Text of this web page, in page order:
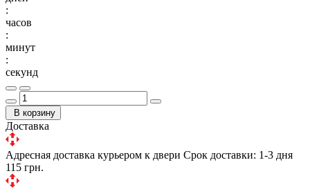
:
часов
:
минут
:
секунд
В корзину
Доставка
Адресная доставка курьером к двери Срок доставки: 1-3 дня
115 грн.